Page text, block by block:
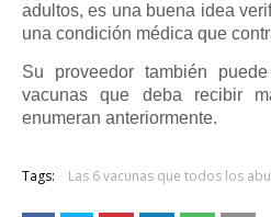
adultos, es una buena idea
una condición médica que
Su proveedor también
vacunas que deba recibir
enumeran anteriormente.
Tags: Las 6 vacunas que todos los